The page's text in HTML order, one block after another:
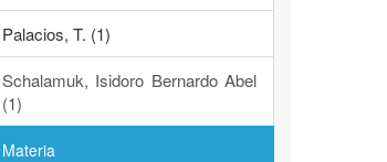
Palacios, T. (1)
Schalamuk, Isidoro Bernardo Abel
(1)
Materia